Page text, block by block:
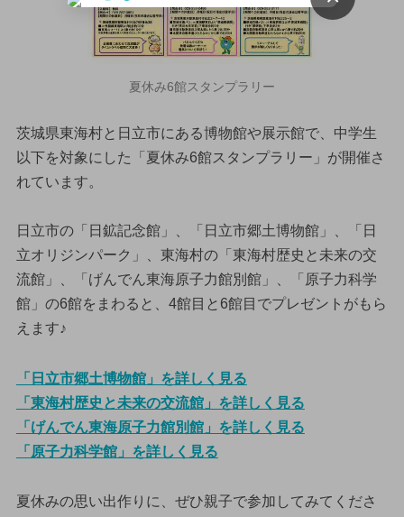
夏休み6館スタンプラリー
茨城県東海村と日立市にある博物館や展示館で、中学生
以下を対象にした「夏休み6館スタンプラリー」が開催さ
れています。
日立市の「日鉱記念館」、「日立市郷土博物館」、「日
立オリジンパーク」、東海村の「東海村歴史と未来の交
流館」、「げんでん東海原子力館別館」、「原子力科学
館」の6館をまわると、4館目と6館目でプレゼントがもら
えます♪
「日立市郷土博物館」を詳しく見る
「東海村歴史と未来の交流館」を詳しく見る
「げんでん東海原子力館別館」を詳しく見る
「原子力科学館」を詳しく見る
夏休みの思い出作りに、ぜひ親子で参加してみてくださ